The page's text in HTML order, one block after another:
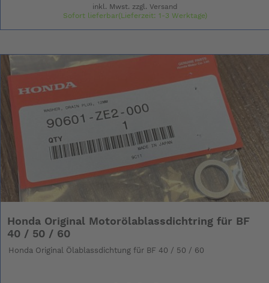
inkl. Mwst. zzgl. Versand
Sofort lieferbar(Lieferzeit: 1-3 Werktage)
Honda Original Motorölablassdichtring für BF
40 / 50 / 60
Honda Original Ölablassdichtung für BF 40 / 50 / 60